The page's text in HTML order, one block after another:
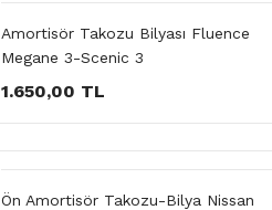
Amortisör Takozu Bilyası Fluence
Megane 3-Scenic 3
1.650,00 TL
Ön Amortisör Takozu-Bilya Nissan